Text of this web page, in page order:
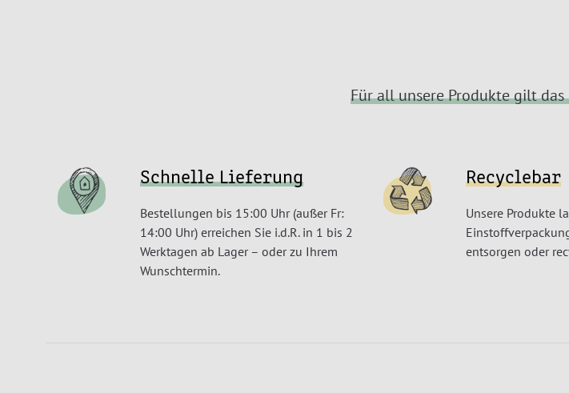
Für all unsere Produkte gilt das
Schnelle Lieferung
Bestellungen bis 15:00 Uhr (außer Fr:
14:00 Uhr) erreichen Sie i.d.R. in 1 bis 2
Werktagen ab Lager – oder zu Ihrem
Wunschtermin.
Recyclebar
Unsere Produkte
entsorgen oder